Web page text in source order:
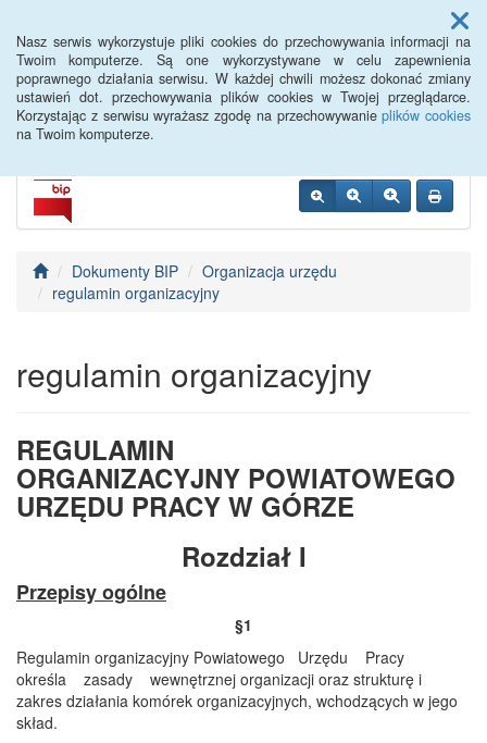
Nasz serwis wykorzystuje pliki cookies do przechowywania informacji na
Twoim komputerze. Są one wykorzystywane w celu zapewnienia
poprawnego działania serwisu. W każdej chwili możesz dokonać zmiany
ustawień dot. przechowywania plików cookies w Twojej przeglądarce.
Korzystając z serwisu wyrażasz zgodę na przechowywanieplików cookies
na Twoim komputerze.
Menu
PUP Góra
Dokumenty BIP
Organizacja urzędu
regulamin organizacyjny
regulamin organizacyjny
REGULAMIN
ORGANIZACYJNY POWIATOWEGO
URZĘDU PRACY W GÓRZE
Rozdział I
Przepisy ogólne
§1
Regulamin organizacyjny Powiatowego Urzędu Pracy
określa zasady wewnętrznej organizacji oraz strukturę i
zakres działania komórek organizacyjnych, wchodzących w jego
skład.